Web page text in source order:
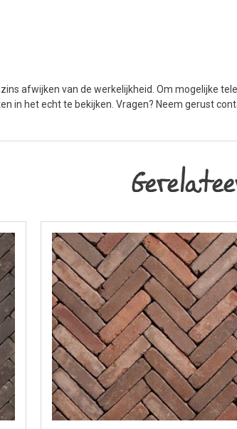
afwijken van de werkelijkheid. Om mogelijke
in het echt te bekijken. Vragen? Neem gerust